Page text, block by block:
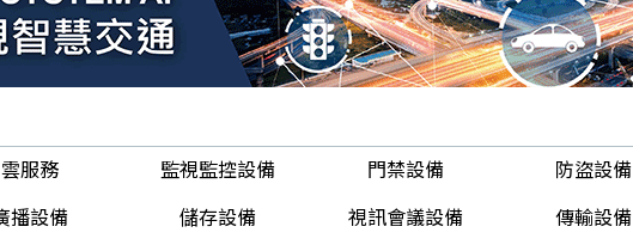
雲服務 監視監控設備 門禁設備 防盜設備
播設備
儲存設備 視訊會議設備 傳輸設備